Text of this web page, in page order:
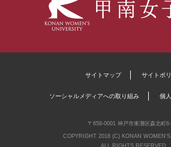
サイトマップ サイトポ
ソーシャルメディアへの取り組み 個
〒658-0001 神戸市東灘区森北町
COPYRIGHT 2018 (C) KONAN
ALL RIGHTS RESERVED.